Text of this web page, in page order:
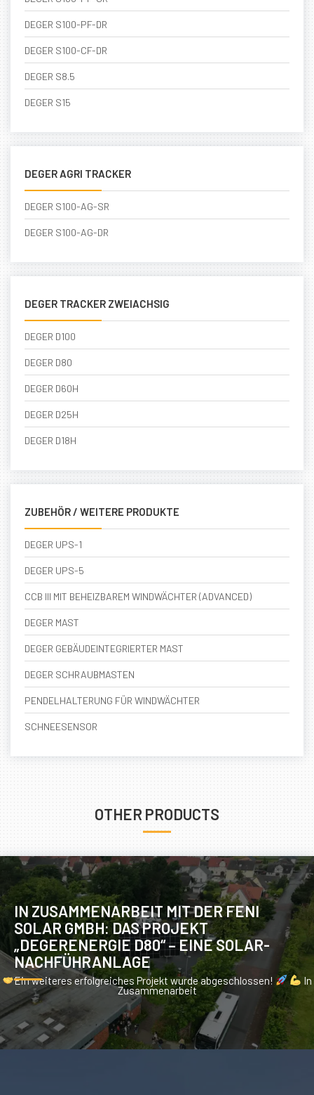
DEGER S100-PF-DR
DEGER S100-CF-DR
DEGER S8.5
DEGER S15
DEGER AGRI TRACKER
DEGER S100-AG-SR
DEGER S100-AG-DR
DEGER TRACKER ZWEIACHSIG
DEGER D100
DEGER D80
DEGER D60H
DEGER D25H
DEGER D18H
ZUBEHÖR / WEITERE PRODUKTE
DEGER UPS-1
DEGER UPS-5
CCB III MIT BEHEIZBAREM WINDWÄCHTER (ADVANCED)
DEGER MAST
DEGER GEBÄUDEINTEGRIERTER MAST
DEGER SCHRAUBMASTEN
PENDELHALTERUNG FÜR WINDWÄCHTER
SCHNEESENSOR
OTHER PRODUCTS
IN ZUSAMMENARBEIT MIT DER FENI
SOLAR GMBH: DAS PROJEKT
„DEGERENERGIE D80“ – EINE SOLAR-
NACHFÜHRANLAGE
Ein weiteres erfolgreiches Projekt wurde abgeschlossen!
In
Zusammenarbeit